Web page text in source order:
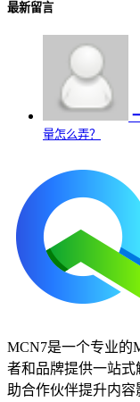
最新留言
量怎么弄？
MCN7是一个专业的
者和品牌提供一站
助合作伙伴提升内容